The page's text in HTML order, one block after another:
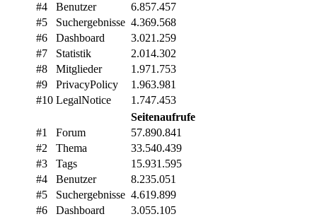
#4
Benutzer
6.857.457
#5
Suchergebnisse 4.369.568
#6
Dashboard
3.021.259
#7
Statistik
2.014.302
#8
Mitglieder
1.971.753
#9
PrivacyPolicy
1.963.981
#10 LegalNotice
1.747.453
Seitenaufrufe
#1
Forum
57.890.841
#2
Thema
33.540.439
#3
Tags
15.931.595
#4
Benutzer
8.235.051
#5
Suchergebnisse 4.619.899
#6
Dashboard
3.055.105